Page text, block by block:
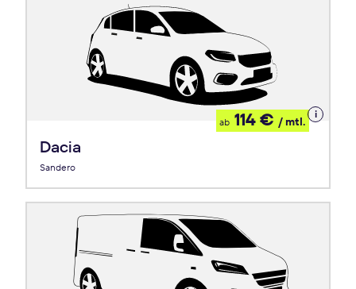
Dacia
Sandero
ab 114 € / mtl.
Details
zum